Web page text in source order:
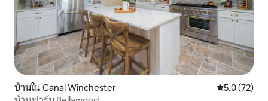
บ้านใน Canal Winchester คะแนนเฉลี่ย
5.0 (72)